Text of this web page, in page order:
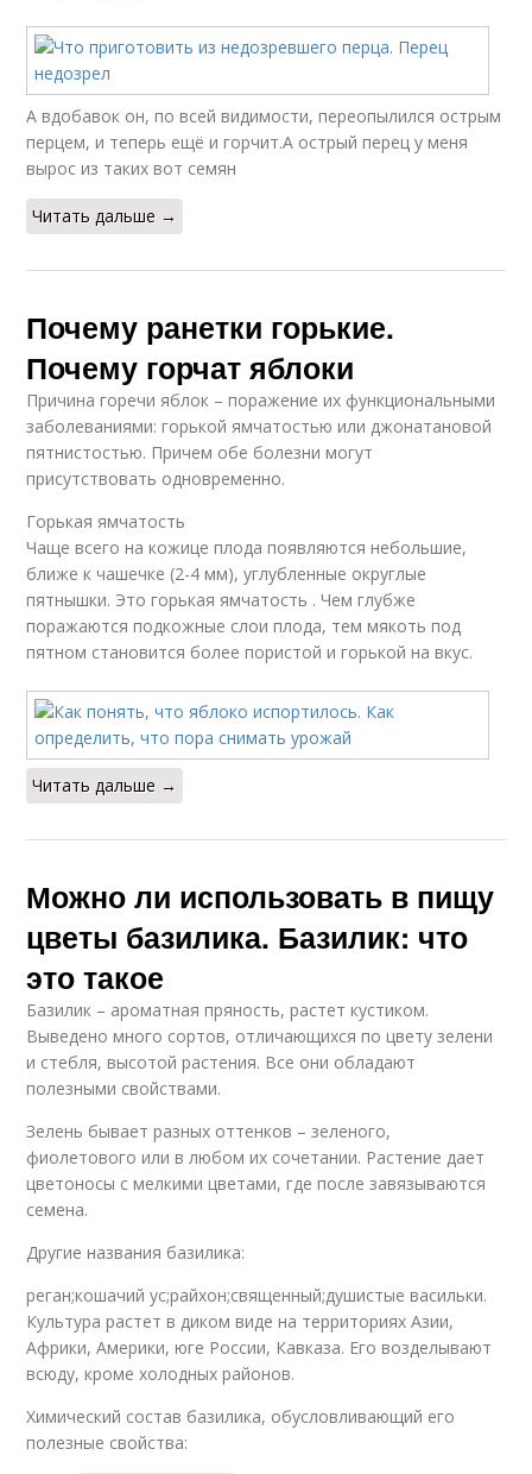
А вдобавок он, по всей видимости, переопылился острым
перцем, и теперь ещё и горчит.А острый перец у меня
вырос из таких вот семян
Читать дальше →
Почему ранетки горькие.
Почему горчат яблоки
Причина горечи яблок – поражение их функциональными
заболеваниями: горькой ямчатостью или джонатановой
пятнистостью. Причем обе болезни могут
присутствовать одновременно.
Горькая ямчатость
Чаще всего на кожице плода появляются небольшие,
ближе к чашечке (2-4 мм), углубленные округлые
пятнышки. Это горькая ямчатость . Чем глубже
поражаются подкожные слои плода, тем мякоть под
пятном становится более пористой и горькой на вкус.
Читать дальше →
Можно ли использовать в пищу
цветы базилика. Базилик: что
это такое
Базилик – ароматная пряность, растет кустиком.
Выведено много сортов, отличающихся по цвету зелени
и стебля, высотой растения. Все они обладают
полезными свойствами.
Зелень бывает разных оттенков – зеленого,
фиолетового или в любом их сочетании. Растение дает
цветоносы с мелкими цветами, где после завязываются
семена.
Другие названия базилика:
реган;кошачий ус;райхон;священный;душистые васильки.
Культура растет в диком виде на территориях Азии,
Африки, Америки, юге России, Кавказа. Его возделывают
всюду, кроме холодных районов.
Химический состав базилика, обусловливающий его
полезные свойства: